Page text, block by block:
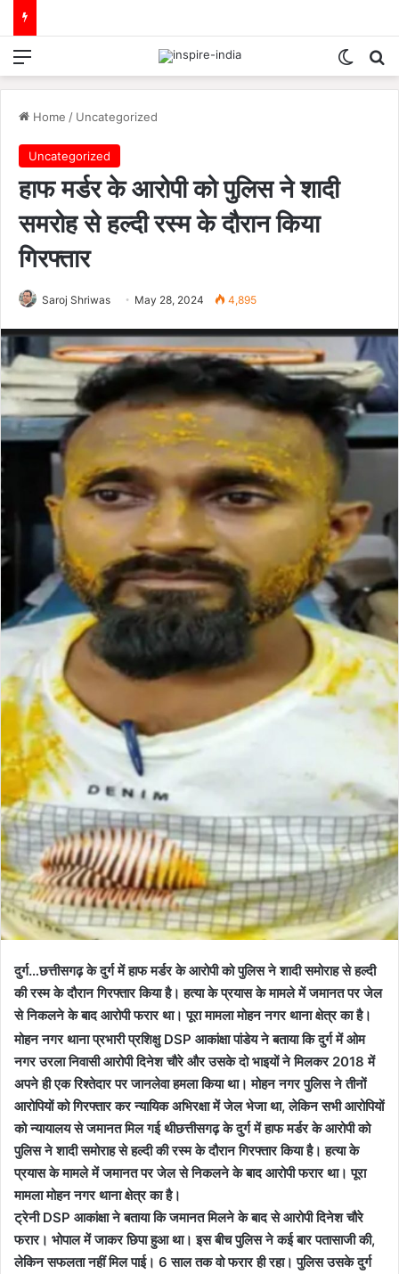
Menu
Home / Uncategorized
Uncategorized
हाफ मर्डर के आरोपी को पुलिस ने शादी
समरोह से हल्दी रस्म के दौरान किया
गिरफ्तार
Saroj Shriwas May 28, 2024 4,895
दुर्ग…छत्तीसगढ़ के दुर्ग में हाफ मर्डर के आरोपी को पुलिस ने शादी समोराह से हल्दी
की रस्म के दौरान गिरफ्तार किया है। हत्या के प्रयास के मामले में जमानत पर जेल
से निकलने के बाद आरोपी फरार था। पूरा मामला मोहन नगर थाना क्षेत्र का है।
मोहन नगर थाना प्रभारी प्रशिक्षु DSP आकांक्षा पांडेय ने बताया कि दुर्ग में ओम
नगर उरला निवासी आरोपी दिनेश चौरे और उसके दो भाइयों ने मिलकर 2018 में
अपने ही एक रिश्तेदार पर जानलेवा हमला किया था। मोहन नगर पुलिस ने तीनों
आरोपियों को गिरफ्तार कर न्यायिक अभिरक्षा में जेल भेजा था, लेकिन सभी आरोपियों
को न्यायालय से जमानत मिल गई थीछत्तीसगढ़ के दुर्ग में हाफ मर्डर के आरोपी को
पुलिस ने शादी समोराह से हल्दी की रस्म के दौरान गिरफ्तार किया है। हत्या के
प्रयास के मामले में जमानत पर जेल से निकलने के बाद आरोपी फरार था। पूरा
मामला मोहन नगर थाना क्षेत्र का है।
ट्रेनी DSP आकांक्षा ने बताया कि जमानत मिलने के बाद से आरोपी दिनेश चौरे
फरार। भोपाल में जाकर छिपा हुआ था। इस बीच पुलिस ने कई बार पतासाजी की,
लेकिन सफलता नहीं मिल पाई। 6 साल तक वो फरार ही रहा। पुलिस उसके दुर्ग